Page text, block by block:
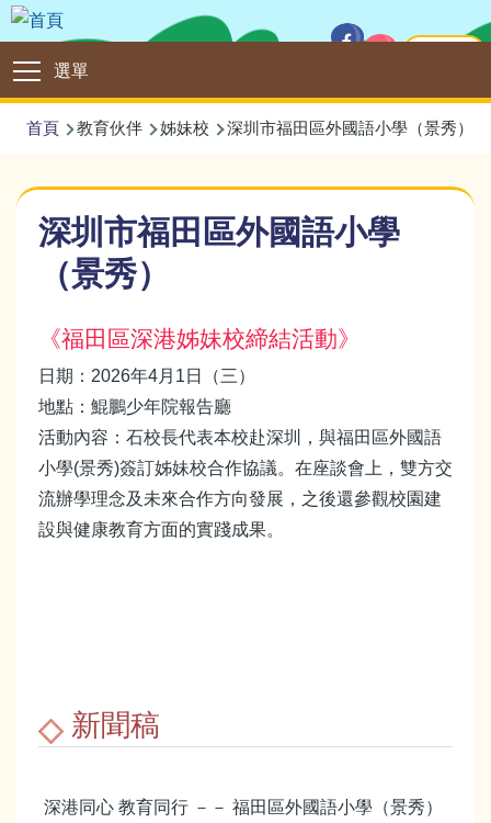
移至主內容
選單
Main
navigation
導
連
結
首頁 教育伙伴 姊妹校 深圳市福田區外國語小學（景秀）
深圳市福田區外國語小學
（景秀）
《福田區深港姊妹校締結活動》
日期：2026年4月1日（三）
地點：鯤鵬少年院報告廳
活動內容：石校長代表本校赴深圳，與福田區外國語
小學(景秀)簽訂姊妹校合作協議。在座談會上，雙方交
流辦學理念及未來合作方向發展，之後還參觀校園建
設與健康教育方面的實踐成果。
新聞稿
深港同心 教育同行 －－ 福田區外國語小學（景秀）